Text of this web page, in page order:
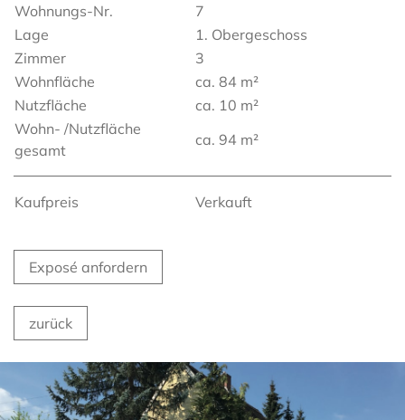
Wohnungs-Nr.
7
Lage
1. Obergeschoss
Zimmer
3
Wohnfläche
ca. 84 m²
Nutzfläche
ca. 10 m²
Wohn- /Nutzfläche
gesamt
ca. 94 m²
Kaufpreis Verkauft
Exposé anfordern
zurück